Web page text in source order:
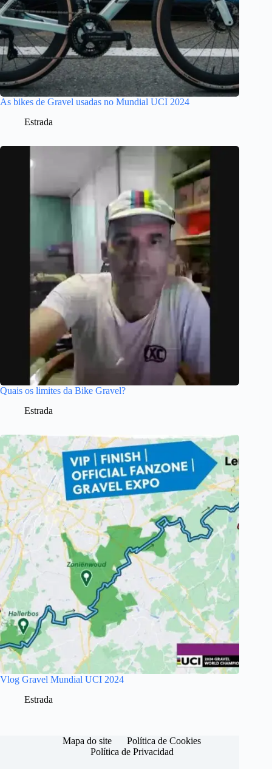
As bikes de Gravel usadas no Mundial UCI 2024
Estrada
Quais os limites da Bike Gravel?
Estrada
Vlog Gravel Mundial UCI 2024
Estrada
Mapa do site
Política de Cookies
Política de Privacidad